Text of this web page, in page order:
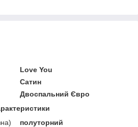
Love You
Сатин
Двоспальний Євро
полуторний